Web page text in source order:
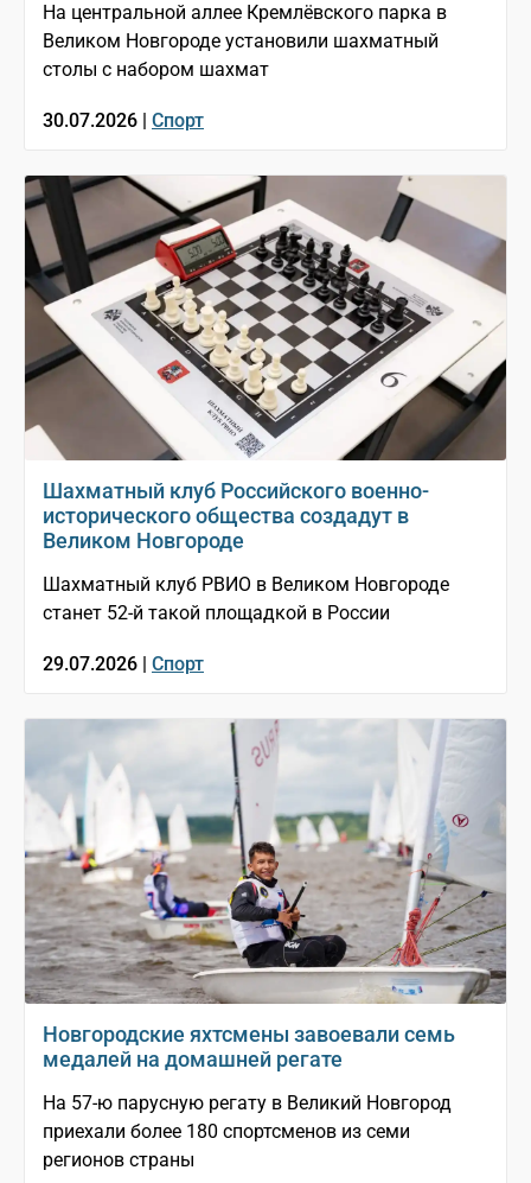
На центральной аллее Кремлёвского парка в
Великом Новгороде установили шахматный
столы с набором шахмат
30.07.2026 | Спорт
Шахматный клуб Российского военно-
исторического общества создадут в
Великом Новгороде
Шахматный клуб РВИО в Великом Новгороде
станет 52-й такой площадкой в России
29.07.2026 | Спорт
Новгородские яхтсмены завоевали семь
медалей на домашней регате
На 57-ю парусную регату в Великий Новгород
приехали более 180 спортсменов из семи
регионов страны